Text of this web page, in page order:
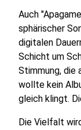
Auch
sphärischer
digitalen
Schicht um
Stimmung, die
wollte kein
gleich klingt.
Die Vielfalt